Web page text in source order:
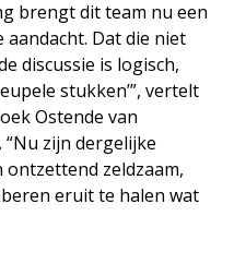
brengt dit team nu een
Dat die niet
discussie is logisch,
stukken’”, vertelt
Ostende van
zijn dergelijke
zeldzaam,
eruit te halen wat